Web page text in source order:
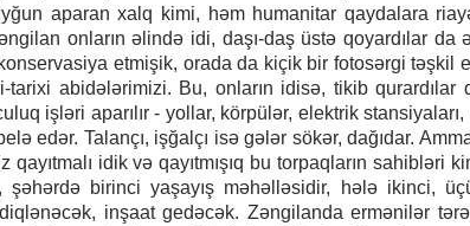
aparan xalq kimi, həm humanitar qaydalara
onların əlində idi, daşı-daş üstə qoyardılar da
etmişik, orada da kiçik bir fotosərgi təşkil
tarixi abidələrimizi. Bu, onların idisə, tikib
işləri aparılır - yollar, körpülər, elektrik
edər. Talançı, işğalçı isə gələr sökər, dağıdar.
idik və qayıtmışıq bu torpaqların sahibləri
şəhərdə birinci yaşayış məhəlləsidir, hələ ikinci,
inşaat gedəcək. Zəngilanda ermənilər